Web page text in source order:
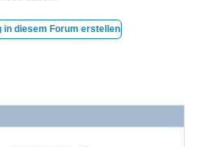
in diesem Forum erstellen